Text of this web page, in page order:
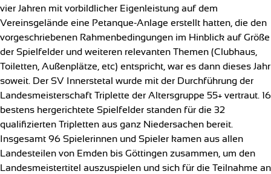
vier Jahren mit vorbildlicher Eigenleistung auf dem
Vereinsgelände eine Petanque-Anlage erstellt hatten, die den
vorgeschriebenen Rahmenbedingungen im Hinblick auf Größe
der Spielfelder und weiteren relevanten Themen (Clubhaus,
Toiletten, Außenplätze, etc) entspricht, war es dann dieses Jahr
soweit. Der SV Innerstetal wurde mit der Durchführung der
Landesmeisterschaft Triplette der Altersgruppe 55+ vertraut. 16
bestens hergerichtete Spielfelder standen für die 32
qualifizierten Tripletten aus ganz Niedersachen bereit.
Insgesamt 96 Spielerinnen und Spieler kamen aus allen
Landesteilen von Emden bis Göttingen zusammen, um den
Landesmeistertitel auszuspielen und sich für die Teilnahme an